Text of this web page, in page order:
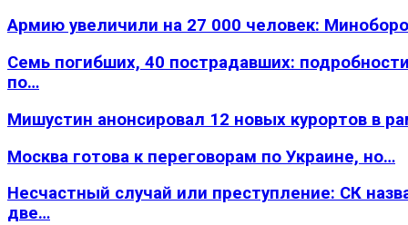
Армию увеличили на 27 000 человек:
Семь погибших, 40 пострадавших:
по…
Мишустин анонсировал 12 новых курортов в
Москва готова к переговорам по Украине, но…
Несчастный случай или преступление: СК
две…